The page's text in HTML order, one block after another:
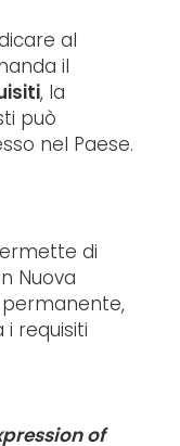
al
il
, la
può
nel Paese.
di
Nuova
i requisiti
of